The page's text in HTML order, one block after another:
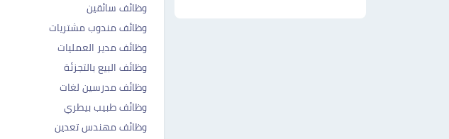
وظائف سائقين
وظائف مندوب مشتريات
وظائف مدير العمليات
وظائف البيع بالتجزئة
وظائف مدرسين لغات
وظائف طبيب بيطري
وظائف مهندس تعدين